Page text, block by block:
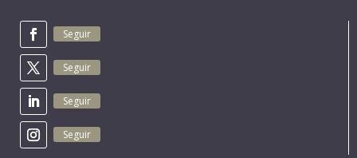
Seguir
Seguir
Seguir
Seguir